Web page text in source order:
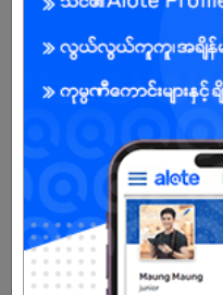
About Our
Shwe Taung Building
supply of cement, concrete
Myanmar’s first ISO
mixed concrete industry, and
certification for workplace
international-standard
cost of national development
solutions for smarter growth.